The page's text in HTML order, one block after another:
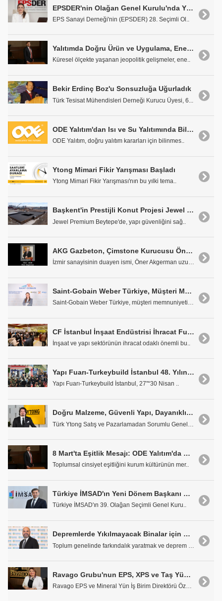
EPSDER'nin Olağan Genel Kurulu'nda Yönetim Değişti
EPS Sanayi Derneği'nin (EPSDER) 28. Seçimli Ol..
Yalıtımda Doğru Ürün ve Uygulama, Enerji Faturalarını ve Dışa Bağımlılığı Azaltıyor
Küresel ölçekte yaşanan jeopolitik gelişmeler, ene..
Bekir Erdinç Boz'u Sonsuzluğa Uğurladık
Türk Tesisat Mühendisleri Derneği Kurucu Üyesi, 6...
ODE Yalıtım'dan Isı ve Su Yalıtımında Bilinmesi Gerekenler
ODE Yalıtım, doğru yalıtım kararları için bilinmes..
Ytong Mimari Fikir Yarışması Başladı
Ytong Mimari Fikir Yarışması'nın bu yılki tema..
Başkent'in Prestijli Konut Projesi Jewel Premium Beytepe'de Standart İzolasyon İmzası
Jewel Premium Beytepe'de, yapı güvenliğini sağ..
AKG Gazbeton, Çimstone Kurucusu Öner Akgerman Vefat Etti
İzmir sanayisinin duayen ismi, Öner Akgerman uzun ..
Saint-Gobain Weber Türkiye, Müşteri Memnuniyetini Uluslararası Standartlarla Taçlandırdı
Saint-Gobain Weber Türkiye, müşteri memnuniyetini ..
CF İstanbul İnşaat Endüstrisi İhracat Fuarı, 2026'da Sektörü Uluslararası Alıcılarla Buluşturacak
İnşaat ve yapı sektörünün ihracat odaklı önemli bu..
Yapı Fuarı-Turkeybuild İstanbul 48. Yılına Hazırlanıyor
Yapı Fuarı-Turkeybuild İstanbul, 27"“30 Nisan ..
Doğru Malzeme, Güvenli Yapı, Dayanıklı Şehir
8 Mart'ta Eşitlik Mesajı: ODE Yalıtım'da Kadınlar Her Alanda
Toplumsal cinsiyet eşitliğini kurum kültürünün mer..
Türkiye İMSAD'ın Yeni Dönem Başkanı Murat Savcı Oldu
Türkiye İMSAD'ın 39. Olağan Seçimli Genel Kuru..
Depremlerde Yıkılmayacak Binalar için Doğru Yalıtım Şart
Ravago Grubu'nun EPS, XPS ve Taş Yünü Çözümleriyle Geleceğin Yapıları Güvende
Ravago EPS ve Mineral Yün İş Birim Direktörü Özge ..